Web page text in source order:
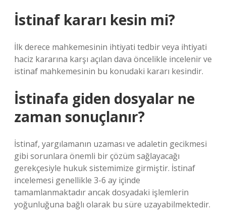
İstinaf kararı kesin mi?
İlk derece mahkemesinin ihtiyati tedbir veya ihtiyati
haciz kararına karşı açılan dava öncelikle incelenir ve
istinaf mahkemesinin bu konudaki kararı kesindir.
İstinafa giden dosyalar ne
zaman sonuçlanır?
İstinaf, yargılamanın uzaması ve adaletin gecikmesi
gibi sorunlara önemli bir çözüm sağlayacağı
gerekçesiyle hukuk sistemimize girmiştir. İstinaf
incelemesi genellikle 3-6 ay içinde
tamamlanmaktadır ancak dosyadaki işlemlerin
yoğunluğuna bağlı olarak bu süre uzayabilmektedir.